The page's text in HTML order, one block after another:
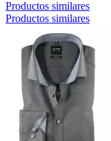
Productos similares
Productos similares